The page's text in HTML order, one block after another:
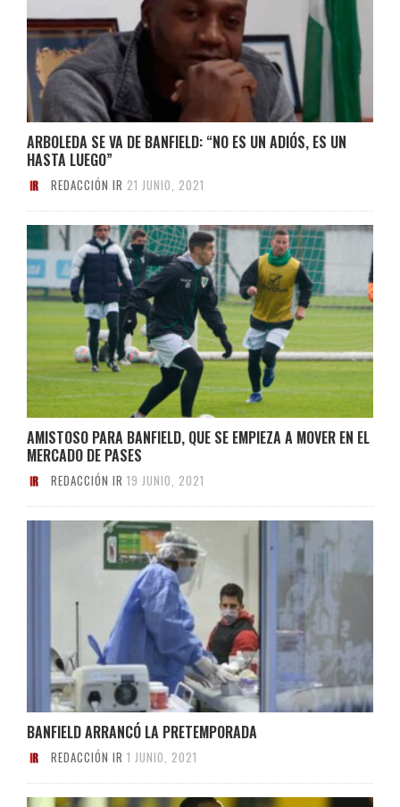
ARBOLEDA SE VA DE BANFIELD: “NO ES UN ADIÓS, ES UN
HASTA LUEGO”
REDACCIÓN IR 21 JUNIO, 2021
AMISTOSO PARA BANFIELD, QUE SE EMPIEZA A MOVER EN EL
MERCADO DE PASES
REDACCIÓN IR 19 JUNIO, 2021
BANFIELD ARRANCÓ LA PRETEMPORADA
REDACCIÓN IR 1 JUNIO, 2021